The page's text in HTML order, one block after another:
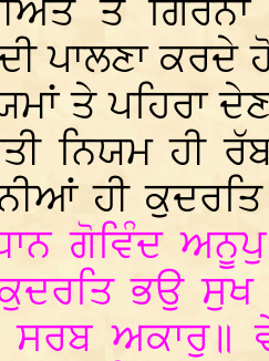
ਤੋਂ
ਪਾਲਣਾ
ਤੇ ਪਹਿਰਾ
ਨਿਯਮ ਹੀ
ਹੀ
ਗੋਵਿੰਦ
ਭਉ ਸੁਖ
ਸਰਬ ਅਕਾਰੁ॥